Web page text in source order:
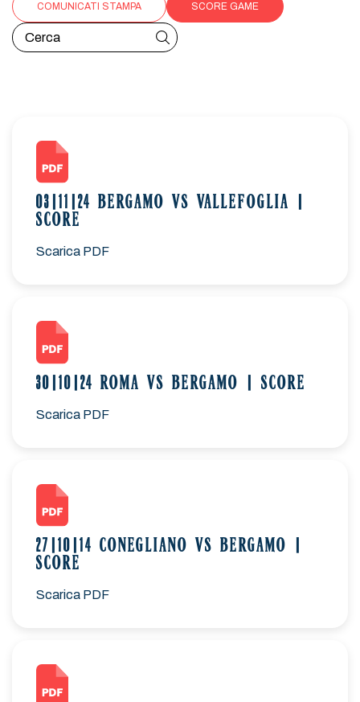
COMUNICATI STAMPA SCORE GAME
03|11|24 BERGAMO VS VALLEFOGLIA |
SCORE
Scarica PDF
30|10|24 ROMA VS BERGAMO | SCORE
Scarica PDF
27|10|14 CONEGLIANO VS BERGAMO |
SCORE
Scarica PDF